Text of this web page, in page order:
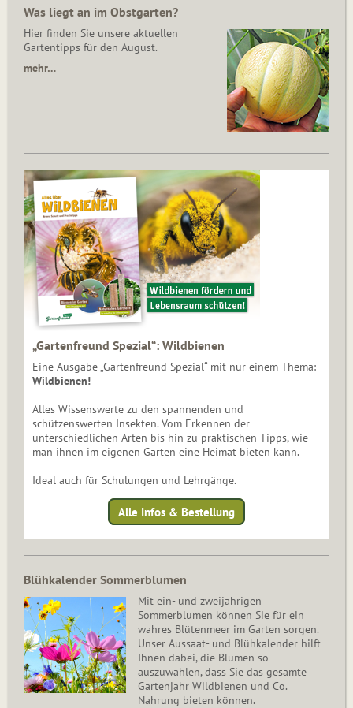
Was liegt an im Obstgarten?
Hier finden Sie unsere aktuellen
Gartentipps für den August.
mehr…
„Gartenfreund Spezial“: Wildbienen
Eine Ausgabe „Gartenfreund Spezial“ mit nur einem Thema:
Wildbienen!
Alles Wissenswerte zu den spannenden und
schützenswerten Insekten. Vom Erkennen der
unterschiedlichen Arten bis hin zu praktischen Tipps, wie
man ihnen im eigenen Garten eine Heimat bieten kann.
Ideal auch für Schulungen und Lehrgänge.
Alle Infos & Bestellung
Blühkalender Sommerblumen
Mit ein- und zweijährigen
Sommerblumen können Sie für ein
wahres Blütenmeer im Garten sorgen.
Unser Aussaat- und Blühkalender hilft
Ihnen dabei, die Blumen so
auszuwählen, dass Sie das gesamte
Gartenjahr Wildbienen und Co.
Nahrung bieten können.